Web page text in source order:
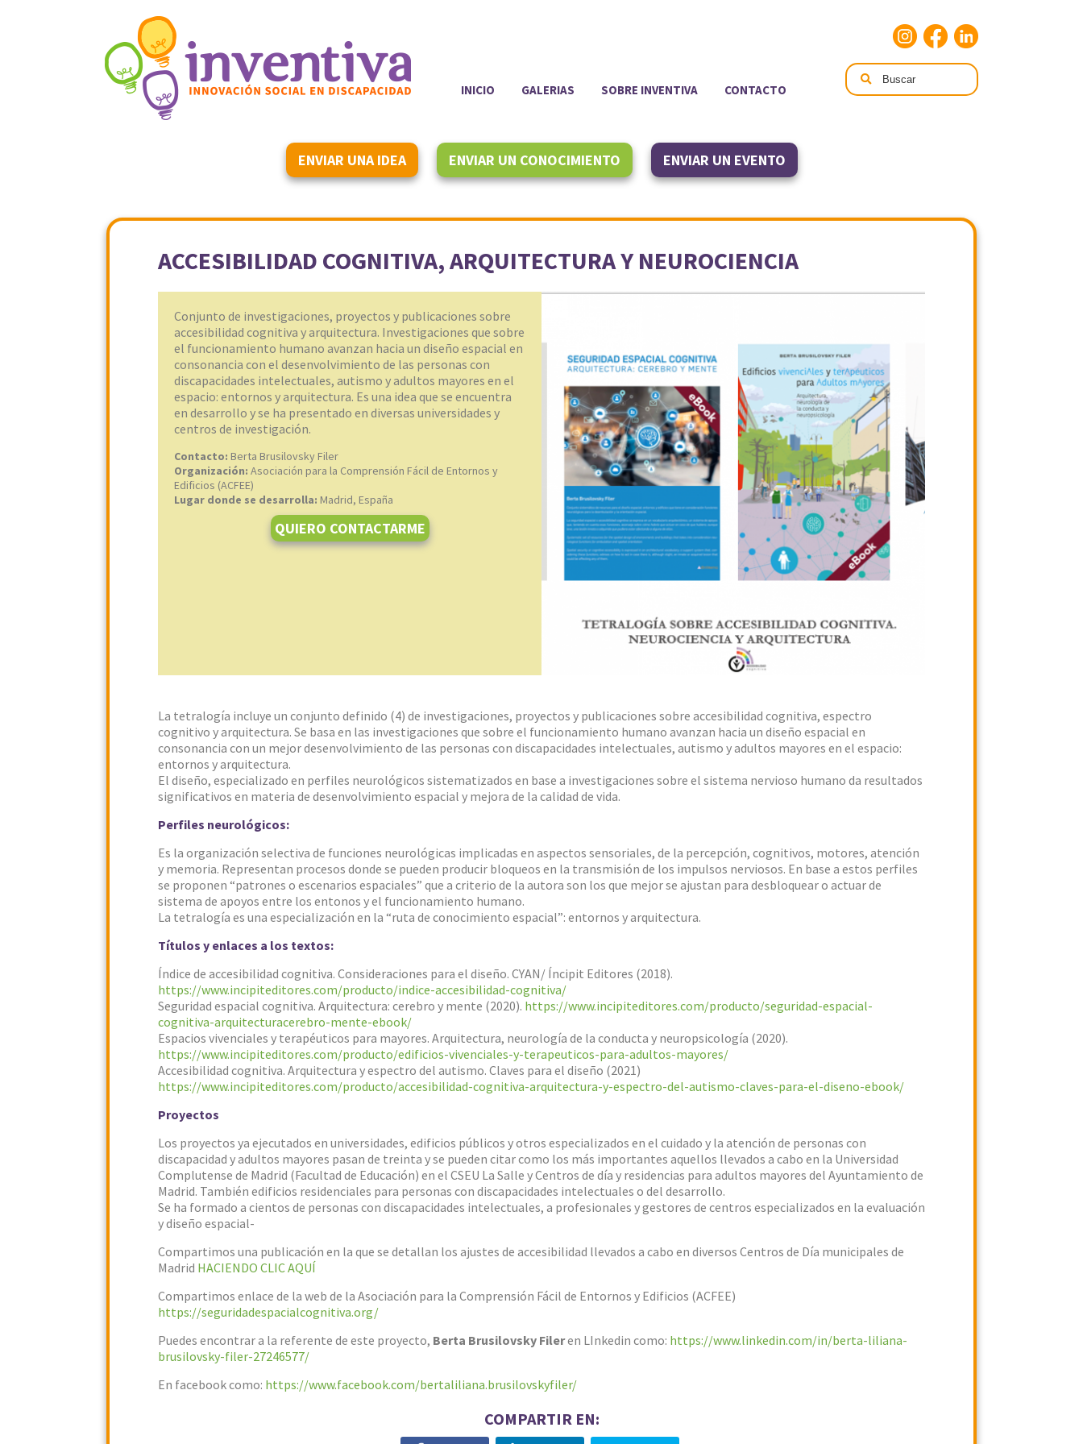
INICIO GALERIAS SOBRE INVENTIVA CONTACTO
ENVIAR UNA IDEA ENVIAR UN CONOCIMIENTO ENVIAR UN EVENTO
ACCESIBILIDAD COGNITIVA, ARQUITECTURA Y NEUROCIENCIA
Conjunto de investigaciones, proyectos y publicaciones sobre
accesibilidad cognitiva y arquitectura. Investigaciones que sobre
el funcionamiento humano avanzan hacia un diseño espacial en
consonancia con el desenvolvimiento de las personas con
discapacidades intelectuales, autismo y adultos mayores en el
espacio: entornos y arquitectura. Es una idea que se encuentra
en desarrollo y se ha presentado en diversas universidades y
centros de investigación.
Contacto: Berta Brusilovsky Filer
Organización: Asociación para la Comprensión Fácil de Entornos y
Edificios (ACFEE)
Lugar donde se desarrolla: Madrid, España
QUIERO CONTACTARME
La tetralogía incluye un conjunto definido (4) de investigaciones, proyectos y publicaciones sobre accesibilidad cognitiva, espectro
cognitivo y arquitectura. Se basa en las investigaciones que sobre el funcionamiento humano avanzan hacia un diseño espacial en
consonancia con un mejor desenvolvimiento de las personas con discapacidades intelectuales, autismo y adultos mayores en el espacio:
entornos y arquitectura.
El diseño, especializado en perfiles neurológicos sistematizados en base a investigaciones sobre el sistema nervioso humano da resultados
significativos en materia de desenvolvimiento espacial y mejora de la calidad de vida.
Perfiles neurológicos:
Es la organización selectiva de funciones neurológicas implicadas en aspectos sensoriales, de la percepción, cognitivos, motores, atención
y memoria. Representan procesos donde se pueden producir bloqueos en la transmisión de los impulsos nerviosos. En base a estos perfiles
se proponen “patrones o escenarios espaciales” que a criterio de la autora son los que mejor se ajustan para desbloquear o actuar de
sistema de apoyos entre los entonos y el funcionamiento humano.
La tetralogía es una especialización en la “ruta de conocimiento espacial”: entornos y arquitectura.
Títulos y enlaces a los textos:
Índice de accesibilidad cognitiva. Consideraciones para el diseño. CYAN/ Íncipit Editores (2018).
https://www.incipiteditores.com/producto/indice-accesibilidad-cognitiva/
Seguridad espacial cognitiva. Arquitectura: cerebro y mente (2020). https://www.incipiteditores.com/producto/seguridad-espacial-
cognitiva-arquitecturacerebro-mente-ebook/
Espacios vivenciales y terapéuticos para mayores. Arquitectura, neurología de la conducta y neuropsicología (2020).
https://www.incipiteditores.com/producto/edificios-vivenciales-y-terapeuticos-para-adultos-mayores/
Accesibilidad cognitiva. Arquitectura y espectro del autismo. Claves para el diseño (2021)
https://www.incipiteditores.com/producto/accesibilidad-cognitiva-arquitectura-y-espectro-del-autismo-claves-para-el-diseno-ebook/
Proyectos
Los proyectos ya ejecutados en universidades, edificios públicos y otros especializados en el cuidado y la atención de personas con
discapacidad y adultos mayores pasan de treinta y se pueden citar como los más importantes aquellos llevados a cabo en la Universidad
Complutense de Madrid (Facultad de Educación) en el CSEU La Salle y Centros de día y residencias para adultos mayores del Ayuntamiento de
Madrid. También edificios residenciales para personas con discapacidades intelectuales o del desarrollo.
Se ha formado a cientos de personas con discapacidades intelectuales, a profesionales y gestores de centros especializados en la evaluación
y diseño espacial-
Compartimos una publicación en la que se detallan los ajustes de accesibilidad llevados a cabo en diversos Centros de Día municipales de
Madrid HACIENDO CLIC AQUÍ
Compartimos enlace de la web de la Asociación para la Comprensión Fácil de Entornos y Edificios (ACFEE)
https://seguridadespacialcognitiva.org/
Puedes encontrar a la referente de este proyecto, Berta Brusilovsky Fileren LInkedin como: https://www.linkedin.com/in/berta-liliana-
brusilovsky-filer-27246577/
En facebook como: https://www.facebook.com/bertaliliana.brusilovskyfiler/
COMPARTIR EN: